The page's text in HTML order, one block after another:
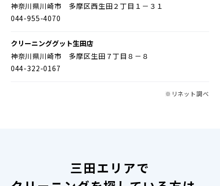
神奈川県川崎市 多摩区西生田２丁目１－３１
044-955-4070
クリーニンググット生田店
神奈川県川崎市 多摩区生田７丁目８－８
044-322-0167
※リネット調べ
三田エリアで